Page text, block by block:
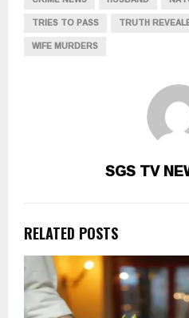
TRIES TO PASS
TRUTH
WIFE MURDERS
SGS TV
RELATED POSTS